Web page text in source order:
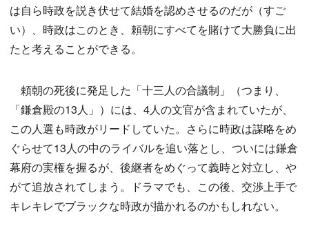
は自ら時政を説き伏せて結婚を認めさせるのだが（すご
い）、時政はこのとき、頼朝にすべてを賭けて大勝負に出
たと考えることができる。
頼朝の死後に発足した「十三人の合議制」（つまり、
「鎌倉殿の13人」）には、4人の文官が含まれていたが、
この人選も時政がリードしていた。さらに時政は謀略をめ
ぐらせて13人の中のライバルを追い落とし、ついには鎌倉
幕府の実権を握るが、後継者をめぐって義時と対立し、や
がて追放されてしまう。ドラマでも、この後、交渉上手で
キレキレでブラックな時政が描かれるのかもしれない。